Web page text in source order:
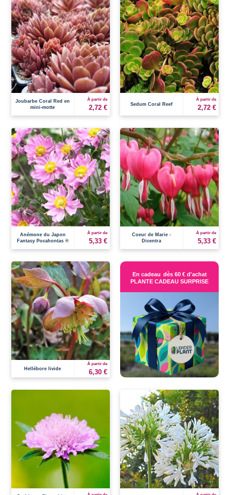
Joubarbe Coral Red en
mini-motte
À partir de
2,72 € Sedum Coral Reef
À partir de
2,72 €
Anémone du Japon
Fantasy Pocahontas ®
À partir de
5,33 €
Coeur de Marie -
Dicentra
À partir de
5,33 €
Hellébore livide
À partir de
6,30 €
En cadeau dès 60 € d'achat
PLANTE CADEAU SURPRISE